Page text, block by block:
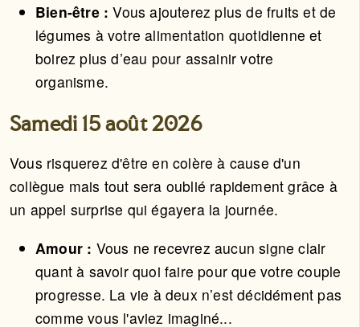
Bien-être :Vous ajouterez plus de fruits et de
légumes à votre alimentation quotidienne et
boirez plus d’eau pour assainir votre
organisme.
Samedi 15 août 2026
Vous risquerez d'être en colère à cause d'un
collègue mais tout sera oublié rapidement grâce à
un appel surprise qui égayera la journée.
Amour : Vous ne recevrez aucun signe clair
quant à savoir quoi faire pour que votre couple
progresse. La vie à deux n’est décidément pas
comme vous l'aviez imaginé...